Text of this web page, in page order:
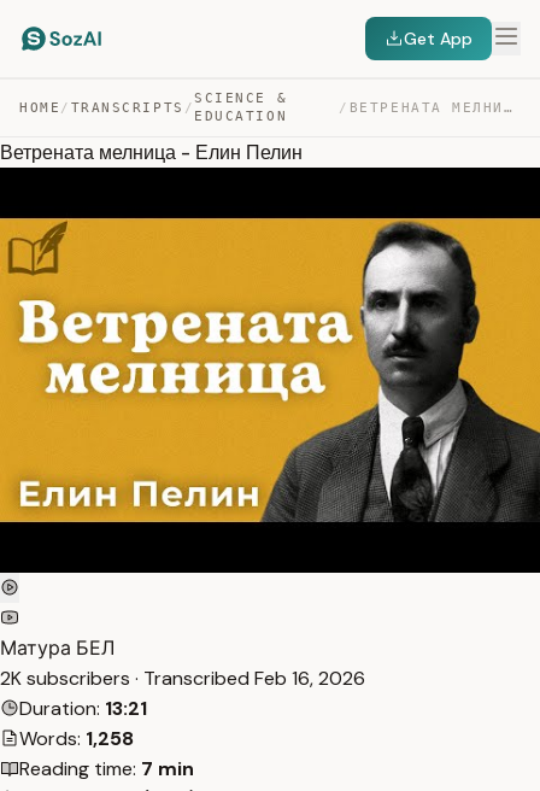
Get App
HOME / TRANSCRIPTS /
SCIENCE &
EDUCATION
/ ВЕТРЕНАТА МЕЛНИЦА – ЕЛИН ПЕЛИН — TRANSCRIPT
Ветрената мелница - Елин Пелин
Матура БЕЛ
2K subscribers · Transcribed Feb 16, 2026
Duration: 13:21
Words: 1,258
Reading time: 7 min